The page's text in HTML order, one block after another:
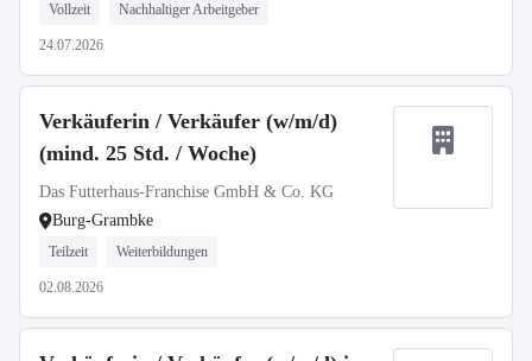
Vollzeit Nachhaltiger Arbeitgeber
24.07.2026
Verkäuferin / Verkäufer (w/m/d)
(mind. 25 Std. / Woche)
Das Futterhaus-Franchise GmbH & Co. KG
Burg-Grambke
Teilzeit Weiterbildungen
02.08.2026